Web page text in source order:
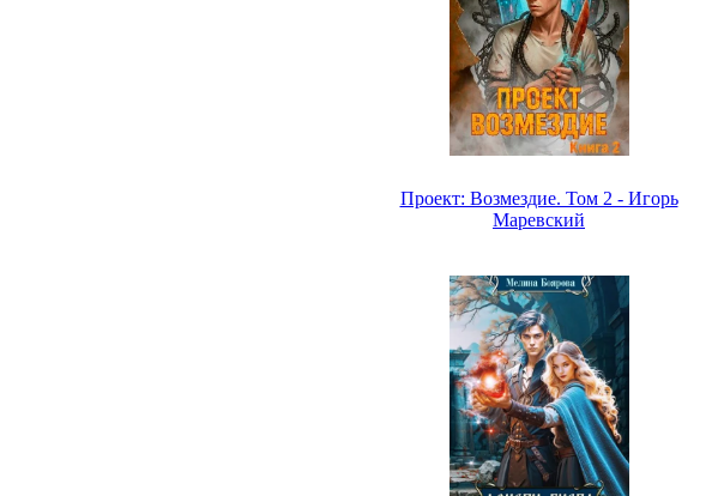
Проект: Возмездие. Том 2 - Игорь
Маревский